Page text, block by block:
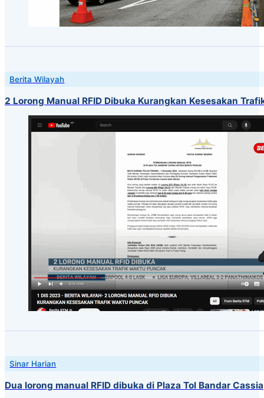
Berita Wilayah
2 Lorong Manual RFID Dibuka Kurangkan Kesesakan
Sinar Harian
Dua lorong manual RFID dibuka di Plaza Tol Bandar Cassia